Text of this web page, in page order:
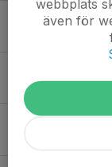
Fotodags
10 okt
webbplats
även för